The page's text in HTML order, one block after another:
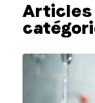
Articles